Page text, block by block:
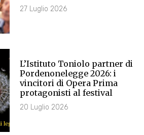
27 Luglio 2026
L’Istituto Toniolo partner di
Pordenonelegge 2026: i
vincitori di Opera Prima
protagonisti al festival
20 Luglio 2026